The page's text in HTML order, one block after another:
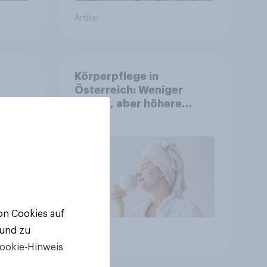
Artikel
Körperpflege in
Österreich: Weniger
Käufer, aber höhere
Cookies auf
zu
Hinweis